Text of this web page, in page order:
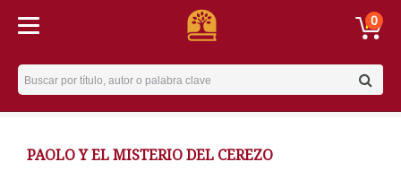
0
Username
PAOLO Y EL MISTERIO DEL CEREZO